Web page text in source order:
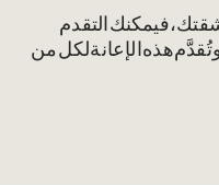
فيمكنك التقدم
هذه الإعانة لكل من